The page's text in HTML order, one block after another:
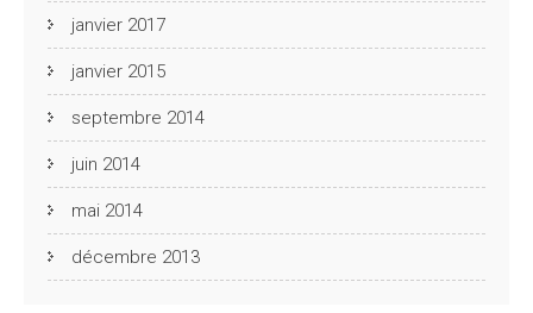
janvier 2017
janvier 2015
septembre 2014
juin 2014
mai 2014
décembre 2013